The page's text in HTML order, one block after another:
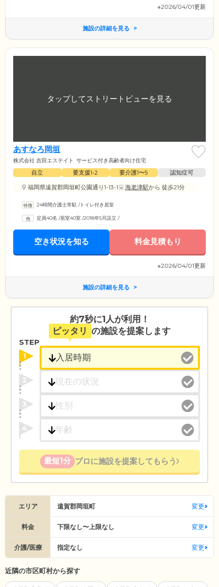
※2026/04/01更新
施設の詳細を見る
あすなろ岡垣
株式会社 吉田エステイト サービス付き高齢者向け住宅
自立 要支援1•2 要介護1〜5
認知症可
福岡県遠賀郡岡垣町公園通り1-13-1
海老津駅から 徒歩21分
24時間介護士常駐 /トイレ付き居室
定員40名 /居室40室 /2018年5月設立 /
空き状況を知る 料金見積もり
※2026/04/01更新
施設の詳細を見る
約7秒に1人が利用！
ピッタリ の施設を提案します
STEP
1
2
3
4
最短1分 プロに施設を提案してもらう
エリア 遠賀郡岡垣町 変更
料金 下限なし〜上限なし 変更
介護/医療 指定なし 変更
近隣の市区町村から探す